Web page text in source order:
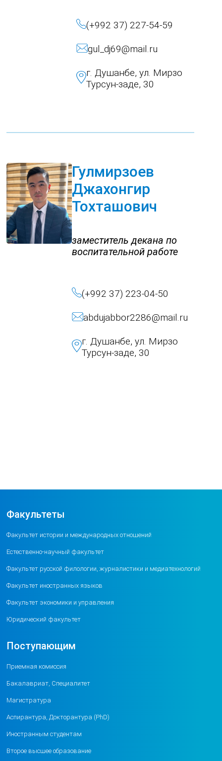
(+992 37) 227-54-59
gul_dj69@mail.ru
г. Душанбе, ул. Мирзо
Турсун-заде, 30
Гулмирзоев
Джахонгир
Тохташович
заместитель декана по
воспитательной работе
(+992 37) 223-04-50
abdujabbor2286@mail.ru
г. Душанбе, ул. Мирзо
Турсун-заде, 30
Факультеты
Факультет истории и международных отношений
Естественно-научный факультет
Факультет русской филологии, журналистики и медиатехнологий
Факультет иностранных языков
Факультет экономики и управления
Юридический факультет
Поступающим
Приемная комиссия
Бакалавриат, Специалитет
Магистратура
Аспирантура, Докторантура (PhD)
Иностранным студентам
Второе высшее образование